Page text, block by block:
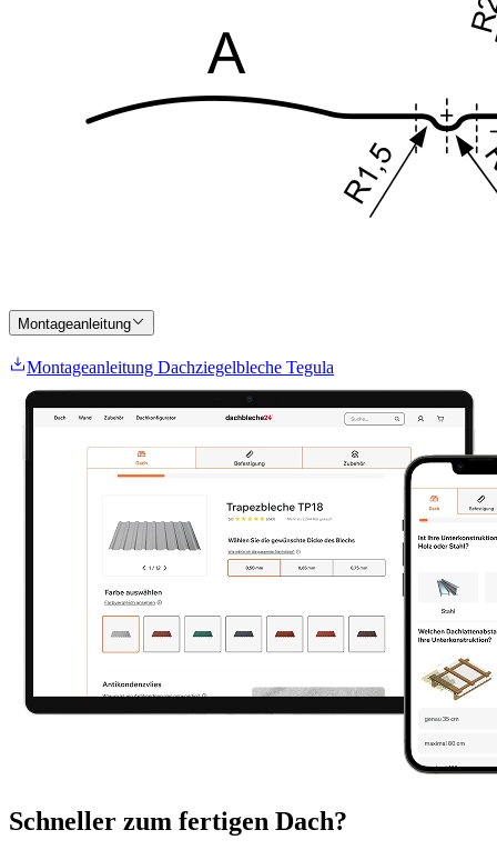
Montageanleitung
Montageanleitung Dachziegelbleche Tegula
Schneller zum fertigen Dach?